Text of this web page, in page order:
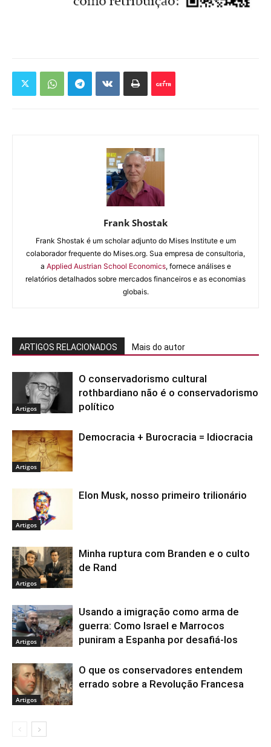
Frank Shostak
Frank Shostak é um scholar adjunto do Mises Institute e um
colaborador frequente do Mises.org. Sua empresa de consultoria,
a Applied Austrian School Economics, fornece análises e
relatórios detalhados sobre mercados financeiros e as economias
globais.
ARTIGOS RELACIONADOS Mais do autor
Artigos
O conservadorismo cultural
rothbardiano não é o conservadorismo
político
Artigos
Democracia + Burocracia = Idiocracia
Artigos
Elon Musk, nosso primeiro trilionário
Artigos
Minha ruptura com Branden e o culto
de Rand
Artigos
Usando a imigração como arma de
guerra: Como Israel e Marrocos
puniram a Espanha por desafiá-los
Artigos
O que os conservadores entendem
errado sobre a Revolução Francesa